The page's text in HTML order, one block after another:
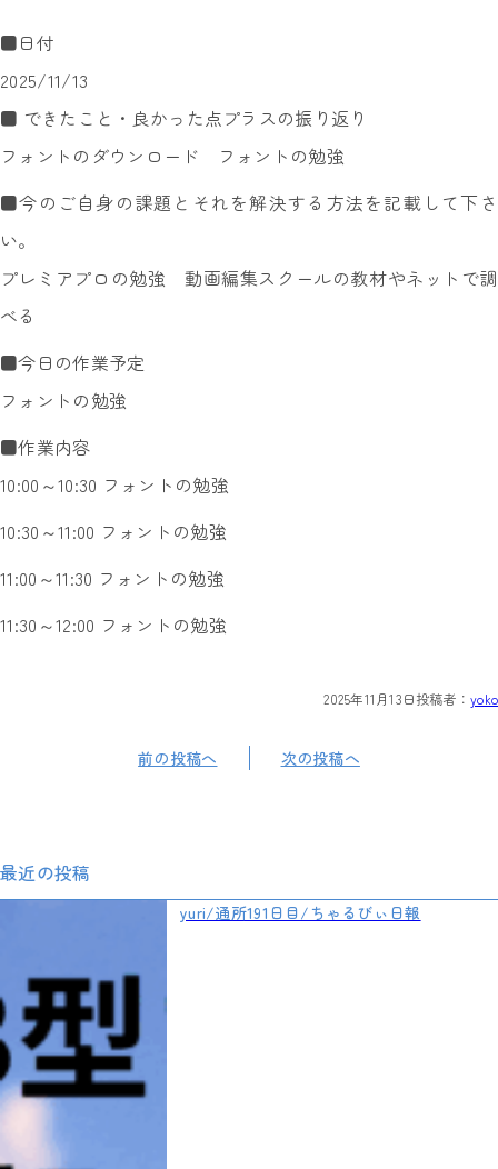
■日付
2025/11/13
■ できたこと・良かった点プラスの振り返り
フォントのダウンロード フォントの勉強
■今のご自身の課題とそれを解決する方法を記載して下さ
い。
プレミアプロの勉強 動画編集スクールの教材やネットで調
べる
■今日の作業予定
フォントの勉強
■作業内容
10:00～10:30 フォントの勉強
10:30～11:00 フォントの勉強
11:00～11:30 フォントの勉強
11:30～12:00 フォントの勉強
2025年11月13日投稿者：yoko
前の投稿へ 次の投稿へ
最近の投稿
yuri/通所191日目/ちゃるびぃ日報